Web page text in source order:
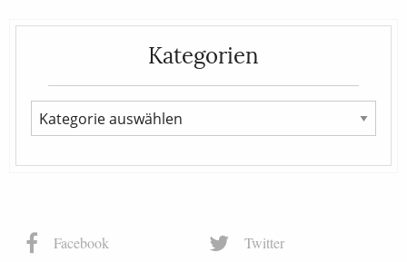
Kategorien
Facebook Twitter